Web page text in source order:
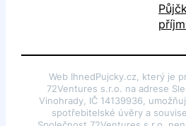
Web IhnedPujcky.cz, který je
72Ventures s.r.o. na adrese
Vinohrady, IČ 14139936,
spotřebitelské úvěry a